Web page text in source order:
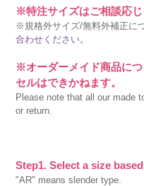
※特注サイズはご相談応じ
※規格外サイズ/無料外補正に
合わせください。
※オーダーメイド商品に
セルはできかねます。
Please note that all our made
or return.
Step1. Select a size
"AR" means slender type.